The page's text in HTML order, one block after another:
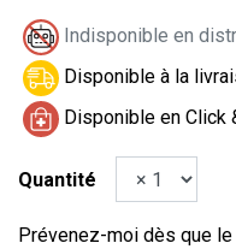
Indisponible en
Disponible à la
Disponible en Click
Quantité
Prévenez-moi dès que